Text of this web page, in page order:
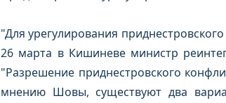
"Для урегулирования
26 марта в Кишиневе министр
"Разрешение приднестровского
мнению Шовы, существуют два